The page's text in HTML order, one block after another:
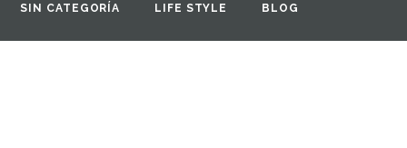
SIN CATEGORÍA
LIFE STYLE BLOG